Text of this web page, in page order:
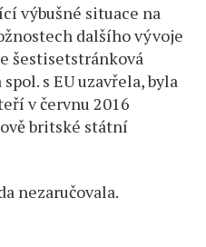
výbušné situace na
dalšího vývoje
šestisetstránková
s EU uzavřela, byla
v červnu 2016
britské státní
nezaručovala.